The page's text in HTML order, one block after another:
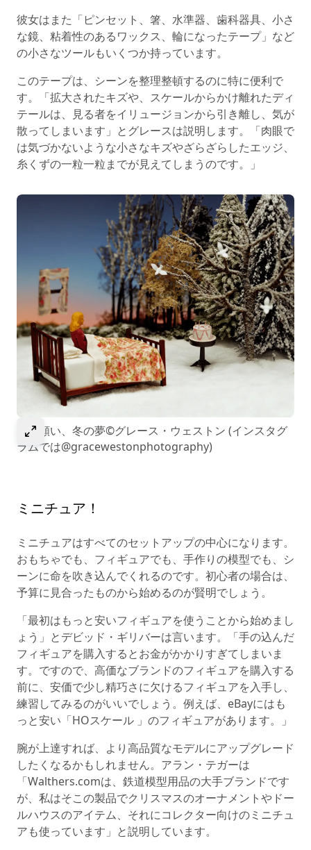
彼女はまた「ピンセット、箸、水準器、歯科器具、小さ
な鏡、粘着性のあるワックス、輪になったテープ」など
の小さなツールもいくつか持っています。
このテープは、シーンを整理整頓するのに特に便利で
す。「拡大されたキズや、スケールからかけ離れたディ
テールは、見る者をイリュージョンから引き離し、気が
散ってしまいます」とグレースは説明します。「肉眼で
は気づかないような小さなキズやざらざらしたエッジ、
糸くずの一粒一粒までが見えてしまうのです。」
選択して画像を拡大
冬の願い、冬の夢©グレース・ウェストン (インスタグ
ラムでは@gracewestonphotography)
ミニチュア！
ミニチュアはすべてのセットアップの中心になります。
おもちゃでも、フィギュアでも、手作りの模型でも、シ
ーンに命を吹き込んでくれるのです。初心者の場合は、
予算に見合ったものから始めるのが賢明でしょう。
「最初はもっと安いフィギュアを使うことから始めまし
ょう」とデビッド・ギリバーは言います。「手の込んだ
フィギュアを購入するとお金がかかりすぎてしまいま
す。ですので、高価なブランドのフィギュアを購入する
前に、安価で少し精巧さに欠けるフィギュアを入手し、
練習してみるのがいいでしょう。例えば、eBayにはも
っと安い「HOスケール 」のフィギュアがあります。」
腕が上達すれば、より高品質なモデルにアップグレード
したくなるかもしれません。アラン・テガーは
「Walthers.comは、鉄道模型用品の大手ブランドです
が、私はそこの製品でクリスマスのオーナメントやドー
ルハウスのアイテム、それにコレクター向けのミニチュ
アも使っています」と説明しています。